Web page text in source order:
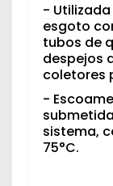
-
esgoto
tubos de
despejos
coletores
-
sistema,
75°C.